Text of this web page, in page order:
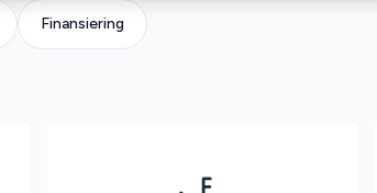
Finansiering